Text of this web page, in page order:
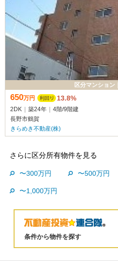
さらに区分所有物件を見る
〜300万円 〜500万円
〜1,000万円
区分マンション｜
650万円 13.8%
2DK 築24年 4階/9階建
長野市鶴賀
きらめき不動産(株)
条件から物件を探す